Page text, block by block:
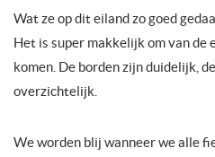
Wat ze op dit eiland zo goed
Het is super makkelijk om van de
komen. De borden zijn duidelijk,
overzichtelijk.
We worden blij wanneer we alle